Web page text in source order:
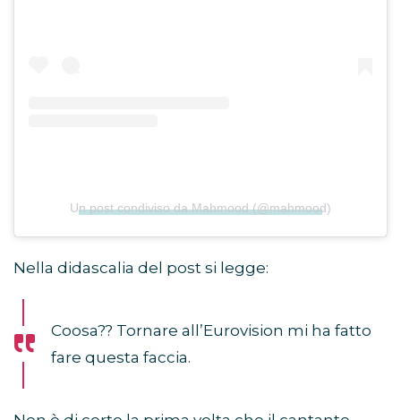
Un post condiviso da Mahmood (@mahmood)
Nella didascalia del post si legge:
Coosa?? Tornare all’Eurovision mi ha fatto
fare questa faccia.